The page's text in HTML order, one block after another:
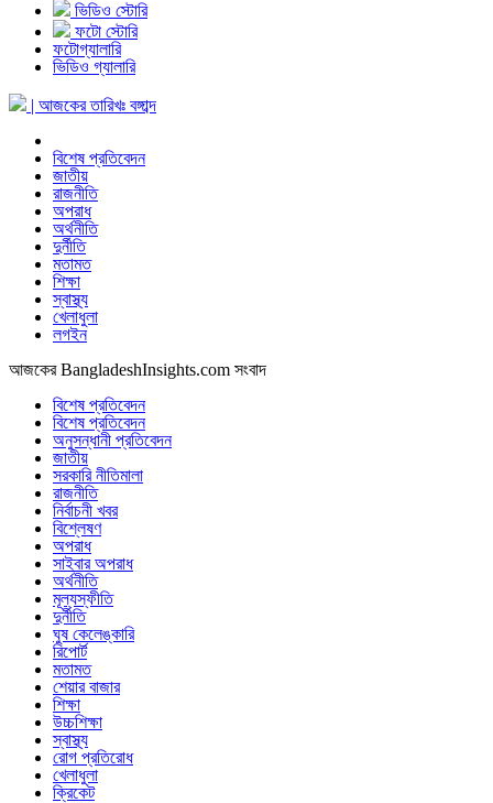
ভিডিও স্টোরি
ফটো স্টোরি
ফটোগ্যালারি
ভিডিও গ্যালারি
| আজকের তারিখঃ বঙ্গাব্দ
বিশেষ প্রতিবেদন
জাতীয়
রাজনীতি
অপরাধ
অর্থনীতি
দুর্নীতি
মতামত
শিক্ষা
স্বাস্থ্য
খেলাধুলা
লগইন
আজকের BangladeshInsights.com সংবাদ
বিশেষ প্রতিবেদন
বিশেষ প্রতিবেদন
অনুসন্ধানী প্রতিবেদন
জাতীয়
সরকারি নীতিমালা
রাজনীতি
নির্বাচনী খবর
বিশ্লেষণ
অপরাধ
সাইবার অপরাধ
অর্থনীতি
মূল্যস্ফীতি
দুর্নীতি
ঘুষ কেলেঙ্কারি
রিপোর্ট
মতামত
শেয়ার বাজার
শিক্ষা
উচ্চশিক্ষা
স্বাস্থ্য
রোগ প্রতিরোধ
খেলাধুলা
ক্রিকেট